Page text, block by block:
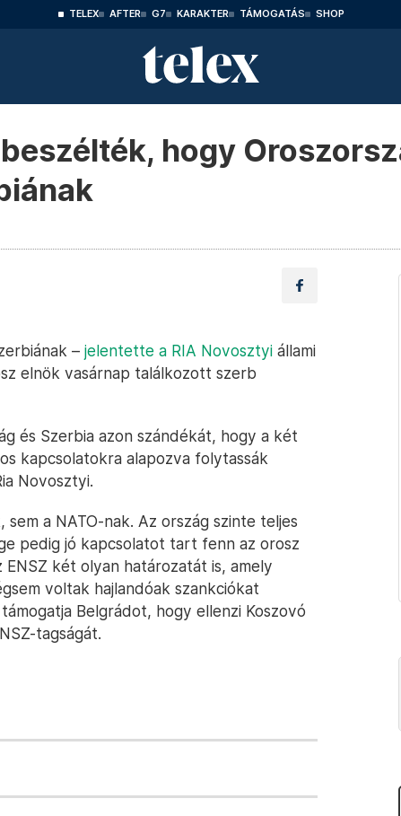
TELEX AFTER G7 KARAKTER TÁMOGATÁS SHOP
hogy
– jelentette a RIA Novosztyi állami
elnök vasárnap találkozott szerb
és Szerbia azon szándékát, hogy a két
kapcsolatokra alapozva folytassák
Novosztyi.
sem a NATO-nak. Az ország szinte teljes
pedig jó kapcsolatot tart fenn az orosz
két olyan határozatát is, amely
voltak hajlandóak szankciókat
Belgrádot, hogy ellenzi Koszovó
tagságát.